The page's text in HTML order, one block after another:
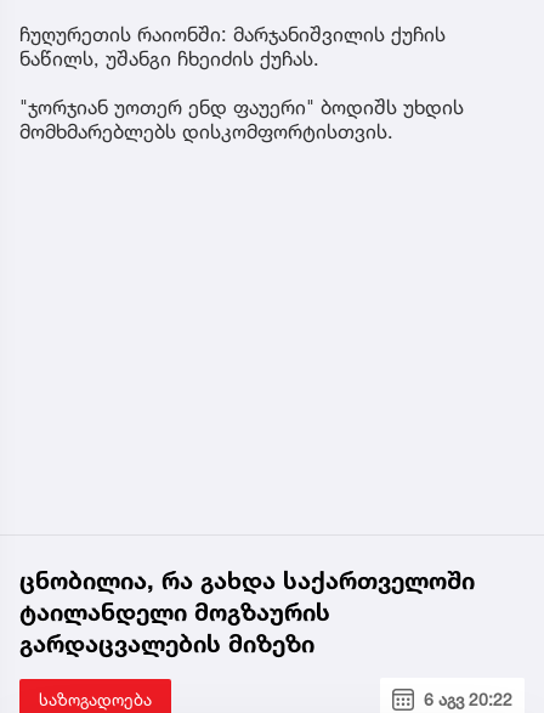
ჩუღურეთის რაიონში: მარჯანიშვილის ქუჩის
ნაწილს, უშანგი ჩხეიძის ქუჩას.
"ჯორჯიან უოთერ ენდ ფაუერი" ბოდიშს უხდის
მომხმარებლებს დისკომფორტისთვის.
ცნობილია, რა გახდა საქართველოში
ტაილანდელი მოგზაურის
გარდაცვალების მიზეზი
საზოგადოება 6 აგვ 20:22